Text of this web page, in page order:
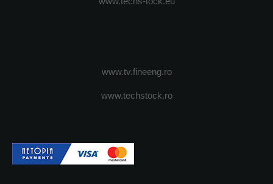
www.tv.fineeng.ro
www.techstock.ro